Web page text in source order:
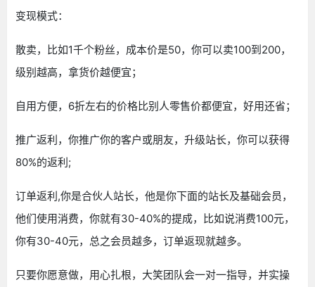
变现模式：
散卖，比如1千个粉丝，成本价是50，你可以卖100到200，
级别越高，拿货价越便宜；
自用方便，6折左右的价格比别人零售价都便宜，好用还省；
推广返利，你推广你的客户或朋友，升级站长，你可以获得
80%的返利;
订单返利,你是合伙人站长，他是你下面的站长及基础会员，
他们使用消费，你就有30-40%的提成，比如说消费100元，
你有30-40元，总之会员越多，订单返现就越多。
只要你愿意做，用心扎根，大笑团队会一对一指导，并实操